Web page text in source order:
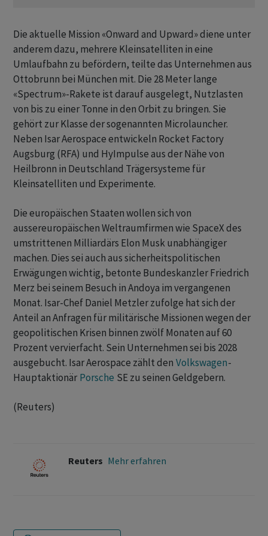
Die aktuelle Mission «Onward and Upward» ​diene unter
anderem dazu, mehrere Kleinsatelliten in eine
Umlaufbahn ​zu befördern, teilte das Unternehmen aus
Ottobrunn bei ​München mit. Die 28 Meter lange
«Spectrum»-Rakete ist darauf ausgelegt, Nutzlasten
von bis zu einer Tonne ‌in den Orbit zu bringen. Sie
gehört zur Klasse der sogenannten Microlauncher.
Neben Isar Aerospace entwickeln Rocket Factory
Augsburg (RFA) und HyImpulse aus der Nähe von
Heilbronn ​in Deutschland ​Trägersysteme für
Kleinsatelliten und Experimente.
Die europäischen ⁠Staaten wollen sich von
aussereuropäischen Weltraumfirmen wie SpaceX ​des
umstrittenen Milliardärs Elon ⁠Musk unabhängiger
machen. Dies sei auch aus sicherheitspolitischen
Erwägungen wichtig, betonte Bundeskanzler ‌Friedrich
Merz bei seinem Besuch in Andoya im vergangenen
Monat. Isar-Chef Daniel Metzler zufolge hat sich der
Anteil an Anfragen für ‌militärische Missionen wegen der
geopolitischen Krisen binnen zwölf Monaten auf 60 ​
Prozent vervierfacht. Sein Unternehmen sei bis 2028
ausgebucht. Isar Aerospace zählt den Volkswagen-
Hauptaktionär Porsche SE zu seinen Geldgebern.
(Reuters)
Reuters Mehr erfahren